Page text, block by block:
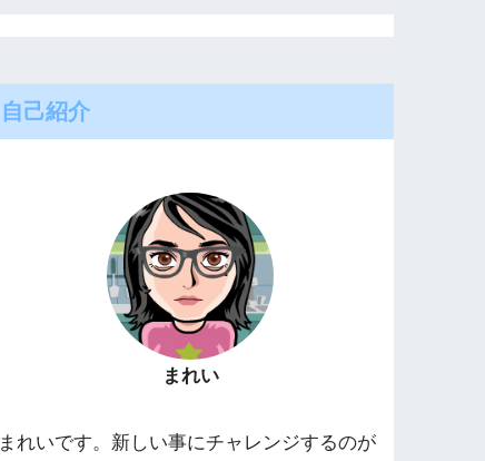
自己紹介
まれい
まれいです。新しい事にチャレンジするのが